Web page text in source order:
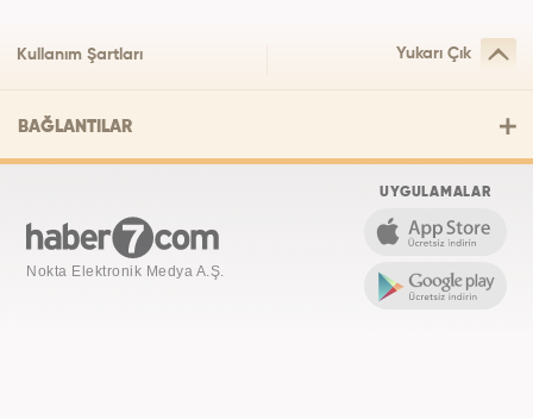
Kullanım Şartları Yukarı Çık
BAĞLANTILAR
Nokta Elektronik Medya A.Ş.
UYGULAMALAR